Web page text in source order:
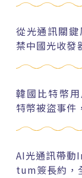
從光通訊關
禁中國光收發
韓國比特幣
特幣被盜事件
AI光通訊帶動
tum簽長約，